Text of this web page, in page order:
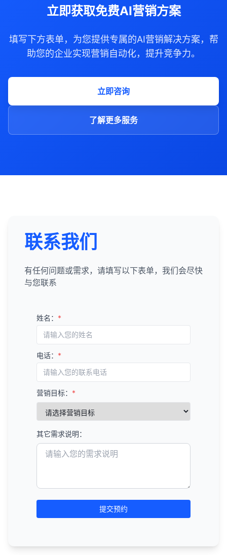
立即获取免费AI营销方案
填写下方表单，为您提供专属的AI营销解决方案，帮
助您的企业实现营销自动化，提升竞争力。
立即咨询
了解更多服务
联系我们
有任何问题或需求，请填写以下表单，我们会尽快
与您联系
姓名： *
电话： *
营销目标： *
其它需求说明：
提交预约